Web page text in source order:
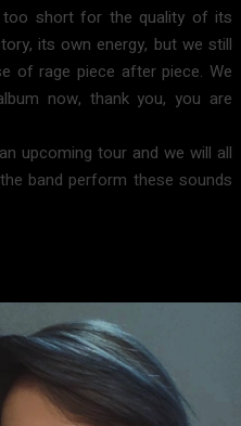
too short for the quality of its
its own energy, but we still
of rage piece after piece. We
now, thank you, you are
upcoming tour and we will all
band perform these sounds